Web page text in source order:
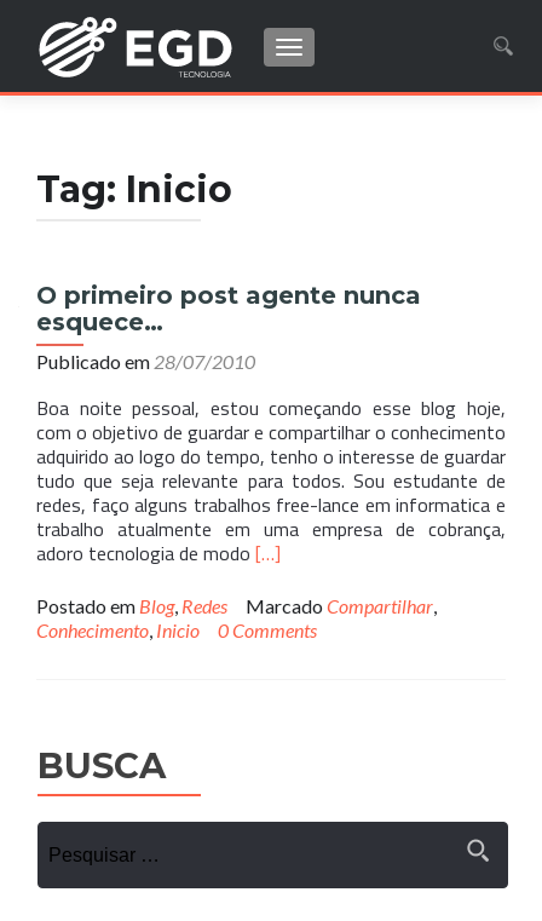
ALTERNAR NAVEGAÇÃO
Tag: Inicio
O primeiro post agente nunca
esquece…
Publicado em 28/07/2010
Boa noite pessoal, estou começando esse blog hoje,
com o objetivo de guardar e compartilhar o conhecimento
adquirido ao logo do tempo, tenho o interesse de guardar
tudo que seja relevante para todos. Sou estudante de
redes, faço alguns trabalhos free-lance em informatica e
trabalho atualmente em uma empresa de cobrança,
adoro tecnologia de modo Leia
sobreO
primeiro
[…]
Postado em Blog, Redes Marcado Compartilhar,
Conhecimento, Inicio 0 Comments
BUSCA
por: